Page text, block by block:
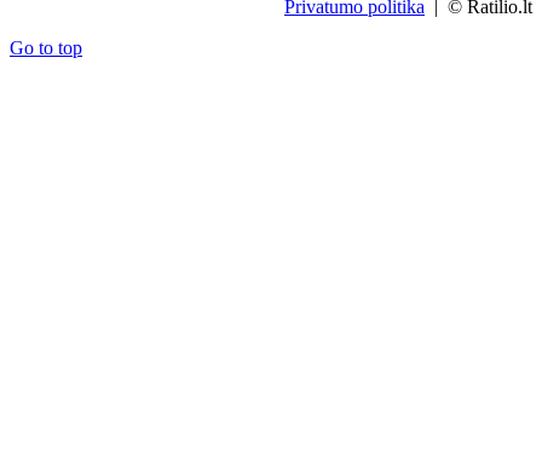
Privatumo politika | © Ratilio.lt
Go to top